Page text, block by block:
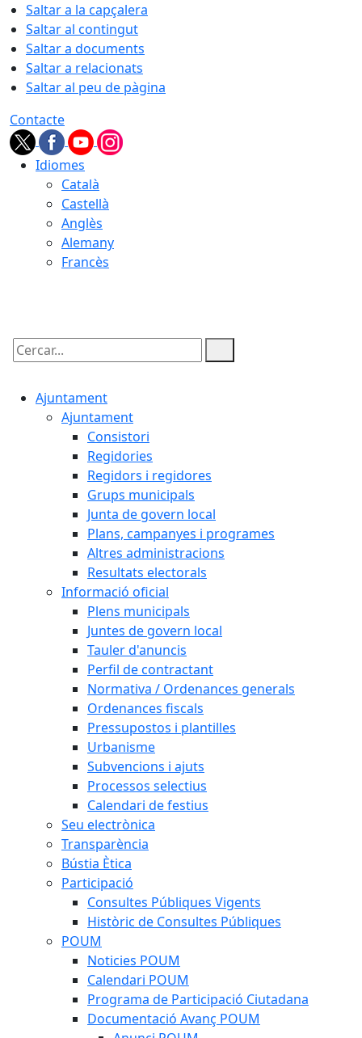
Saltar a la capçalera
Saltar al contingut
Saltar a documents
Saltar a relacionats
Saltar al peu de pàgina
Contacte
Idiomes
Català
Castellà
Anglès
Alemany
Francès
Cercar:
Ajuntament
Ajuntament
Consistori
Regidories
Regidors i regidores
Grups municipals
Junta de govern local
Plans, campanyes i programes
Altres administracions
Resultats electorals
Informació oficial
Plens municipals
Juntes de govern local
Tauler d'anuncis
Perfil de contractant
Normativa / Ordenances generals
Ordenances fiscals
Pressupostos i plantilles
Urbanisme
Subvencions i ajuts
Processos selectius
Calendari de festius
Seu electrònica
Transparència
Bústia Ètica
Participació
Consultes Públiques Vigents
Històric de Consultes Públiques
POUM
Noticies POUM
Calendari POUM
Programa de Participació Ciutadana
Documentació Avanç POUM